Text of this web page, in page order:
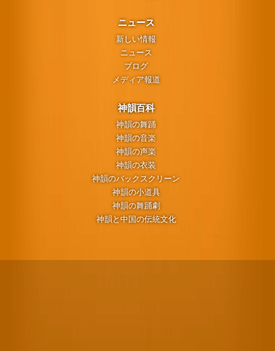
ニュース
新しい情報
ニュース
ブログ
メディア報道
神韻百科
神韻の舞踊
神韻の音楽
神韻の声楽
神韻の衣装
神韻のバックスクリーン
神韻の小道具
神韻の舞踊劇
神韻と中国の伝統文化